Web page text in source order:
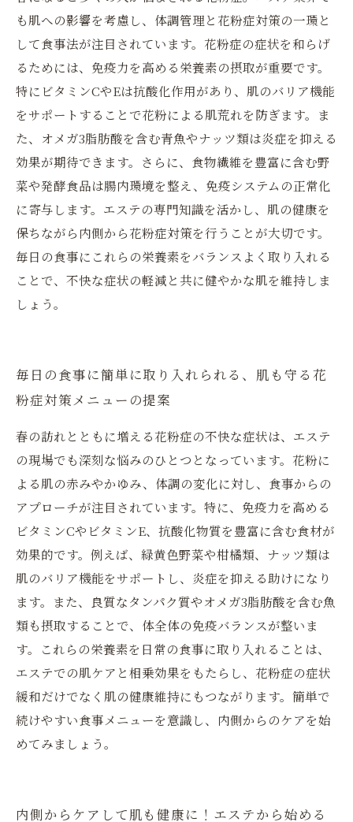
も肌への影響を考慮し、体調管理と花粉症対策の一環と
して食事法が注目されています。花粉症の症状を和らげ
るためには、免疫力を高める栄養素の摂取が重要です。
特にビタミンCやEは抗酸化作用があり、肌のバリア機能
をサポートすることで花粉による肌荒れを防ぎます。ま
た、オメガ3脂肪酸を含む青魚やナッツ類は炎症を抑える
効果が期待できます。さらに、食物繊維を豊富に含む野
菜や発酵食品は腸内環境を整え、免疫システムの正常化
に寄与します。エステの専門知識を活かし、肌の健康を
保ちながら内側から花粉症対策を行うことが大切です。
毎日の食事にこれらの栄養素をバランスよく取り入れる
ことで、不快な症状の軽減と共に健やかな肌を維持しま
しょう。
毎日の食事に簡単に取り入れられる、肌も守る花
粉症対策メニューの提案
春の訪れとともに増える花粉症の不快な症状は、エステ
の現場でも深刻な悩みのひとつとなっています。花粉に
よる肌の赤みやかゆみ、体調の変化に対し、食事からの
アプローチが注目されています。特に、免疫力を高める
ビタミンCやビタミンE、抗酸化物質を豊富に含む食材が
効果的です。例えば、緑黄色野菜や柑橘類、ナッツ類は
肌のバリア機能をサポートし、炎症を抑える助けになり
ます。また、良質なタンパク質やオメガ3脂肪酸を含む魚
類も摂取することで、体全体の免疫バランスが整いま
す。これらの栄養素を日常の食事に取り入れることは、
エステでの肌ケアと相乗効果をもたらし、花粉症の症状
緩和だけでなく肌の健康維持にもつながります。簡単で
続けやすい食事メニューを意識し、内側からのケアを始
めてみましょう。
内側からケアして肌も健康に！エステから始める